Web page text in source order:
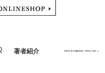
著者紹介